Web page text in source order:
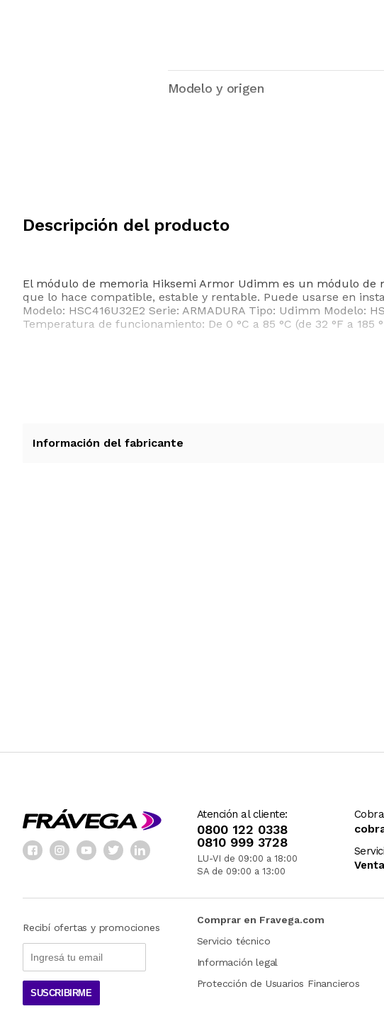
Modelo y origen
Descripción del producto
El módulo de memoria Hiksemi Armor Udimm es un módulo de
que lo hace compatible, estable y rentable. Puede usarse en
Modelo: HSC416U32E2 Serie: ARMADURA Tipo: Udimm Modelo:
Temperatura de funcionamiento: De 0 °C a 85 °C (de 32 °F a 185
Información del fabricante
Atención al cliente:
0800 122 0338
0810 999 3728
LU-VI de 09:00 a 18:00
SA de 09:00 a 13:00
Recibí ofertas y promociones
SUSCRIBIRME
Comprar en Fravega.com
Servicio técnico
Información legal
Protección de Usuarios Financieros